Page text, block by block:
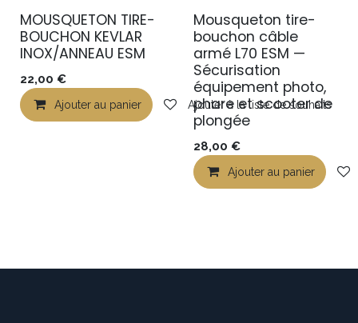
MOUSQUETON TIRE-
BOUCHON KEVLAR
INOX/ANNEAU ESM
22,00 €
Ajouter au panier Ajouter à la liste de souhaits
Mousqueton tire-
bouchon câble
armé L70 ESM —
Sécurisation
équipement photo,
phare et scooter de
plongée
28,00 €
Ajouter au panier